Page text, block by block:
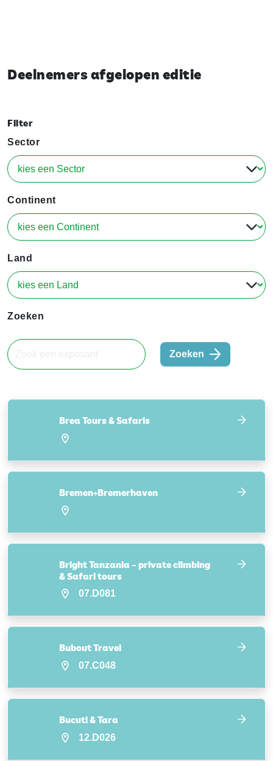
Deelnemers afgelopen editie
Filter
Sector
Continent
Land
Zoeken
Zoeken
Brea Tours & Safaris
Bremen+Bremerhaven
Bright Tanzania – private climbing
& Safari tours
07.D081
Bubout Travel
07.C048
Bucuti & Tara
12.D026